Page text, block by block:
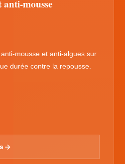
mousse
mousse et anti-algues sur
durée contre la repousse.